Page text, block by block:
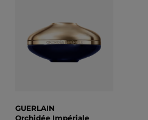
GUERLAIN
Orchidée Impériale